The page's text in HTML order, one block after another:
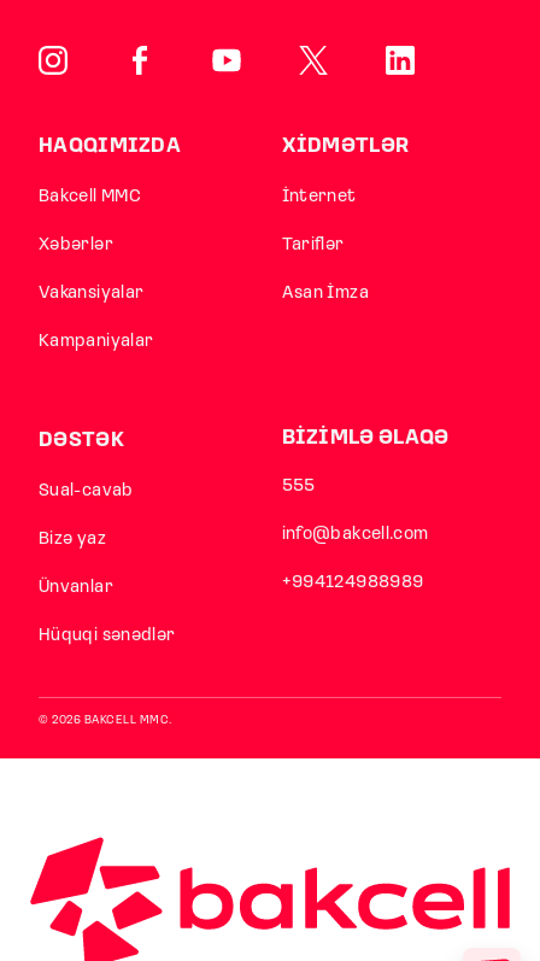
HAQQIMIZDA
Bakcell MMC
Xəbərlər
Vakansiyalar
Kampaniyalar
XİDMƏTLƏR
İnternet
Tariflər
Asan İmza
DƏSTƏK
Sual-cavab
Bizə yaz
Ünvanlar
Hüquqi sənədlər
BİZİMLƏ ƏLAQƏ
555
info@bakcell.com
+994124988989
© 2026 BAKCELL MMC.